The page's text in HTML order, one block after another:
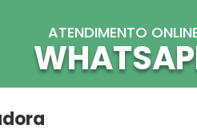
ATENDIMENTO